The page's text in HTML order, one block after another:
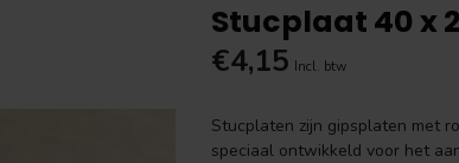
Stucplaat 40 x
€4,15 Incl. btw
Stucplaten zijn gipsplaten met
speciaal ontwikkeld voor het